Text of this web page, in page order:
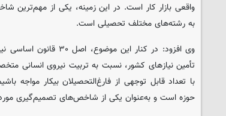
واقعی بازار کار است. در این زمینه، یکی از مهم‌ترین
به رشته‌های مختلف تحصیلی است.
وی افزود: در کنار این
تأمین نیازهای کشور، نسبت به تربیت نیروی انسانی
با تعداد قابل توجهی از فارغ‌التحصیلان بیکار مواجه
حوزه است و به‌عنوان یکی از شاخص‌های تصمیم‌گیری